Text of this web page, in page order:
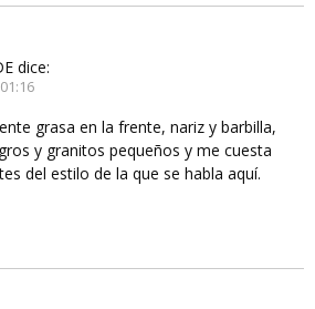
dice:
grasa en la frente, nariz y barbilla,
y granitos pequeños y me cuesta
del estilo de la que se habla aquí.